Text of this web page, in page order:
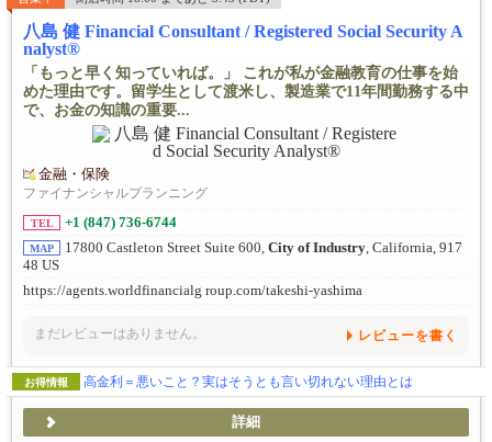
八島 健 Financial Consultant / Registered Social Security A
nalyst®
「もっと早く知っていれば。」 これが私が金融教育の仕事を始
めた理由です。留学生として渡米し、製造業で11年間勤務する中
で、お金の知識の重要...
金融・保険
ファイナンシャルプランニング
TEL +1 (847) 736-6744
MAP 17800 Castleton Street Suite 600, City of Industry, California, 917
48 US
https://agents.worldfinancialg roup.com/takeshi-yashima
まだレビューはありません。 レビューを書く
お得情報 高金利＝悪いこと？実はそうとも言い切れない理由とは
詳細